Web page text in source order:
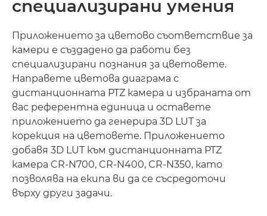
специализирани умения
Приложението за цветово съответствие за
камери е създадено да работи без
специализирани познания за цветовете.
Направете цветова диаграма с
дистанционната PTZ камера и избраната от
вас референтна единица и оставете
приложението да генерира 3D LUT за
корекция на цветовете. Приложението
добавя 3D LUT към дистанционната PTZ
камера CR-N700, CR-N400, CR-N350, като
позволява на екипа ви да се съсредоточи
върху други задачи.